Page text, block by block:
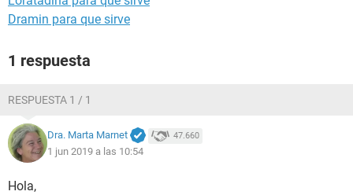
Dramin para que sirve
1 respuesta
RESPUESTA 1 / 1
Dra. Marta Marnet 47.660
1 jun 2019 a las 10:54
Hola,